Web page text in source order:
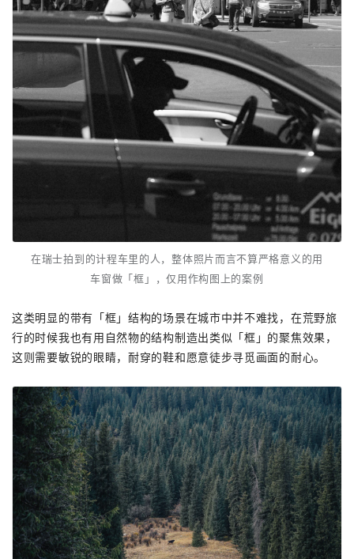
在瑞士拍到的计程车里的人，整体照片而言不算严格意义的用
车窗做「框」，仅用作构图上的案例
这类明显的带有「框」结构的场景在城市中并不难找，在荒野旅
行的时候我也有用自然物的结构制造出类似「框」的聚焦效果，
这则需要敏锐的眼睛，耐穿的鞋和愿意徒步寻觅画面的耐心。